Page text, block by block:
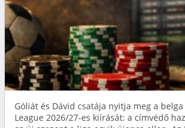
Góliát és Dávid csatája nyitja meg a
League 2026/27-es kiírását: a címvédő